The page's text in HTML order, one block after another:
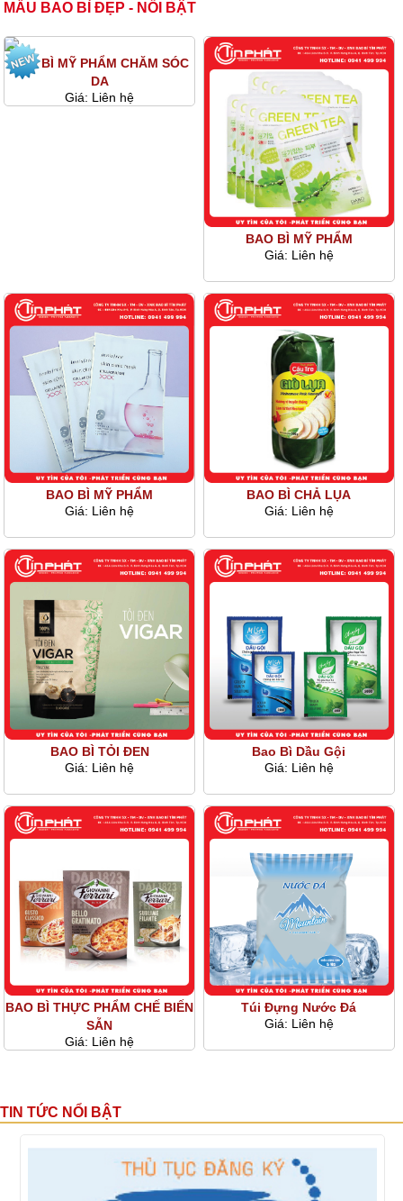
MẪU BAO BÌ ĐẸP - NỔI BẬT
BAO BÌ MỸ PHẨM CHĂM SÓC
DA
Giá: Liên hệ
BAO BÌ MỸ PHẨM
Giá: Liên hệ
BAO BÌ MỸ PHẨM
Giá: Liên hệ
BAO BÌ CHẢ LỤA
Giá: Liên hệ
BAO BÌ TỎI ĐEN
Giá: Liên hệ
Bao Bì Dầu Gội
Giá: Liên hệ
BAO BÌ THỰC PHẨM CHẾ BIẾN
SẴN
Giá: Liên hệ
Túi Đựng Nước Đá
Giá: Liên hệ
TIN TỨC NỔI BẬT